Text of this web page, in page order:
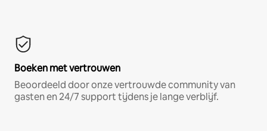
Boeken met vertrouwen
Beoordeeld door onze vertrouwde community van
gasten en 24/7 support tijdens je lange verblijf.